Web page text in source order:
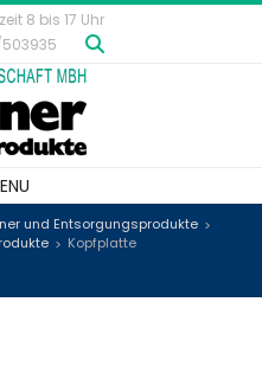
8 bis 17 Uhr
und Entsorgungsprodukte >
> Kopfplatte